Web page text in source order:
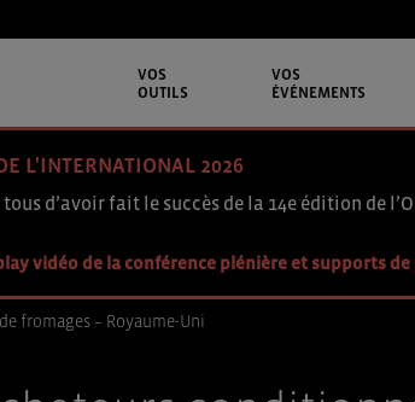
VOS
OUTILS
VOS
ÉVÉNEMENTS
L'INTERNATIONAL 2026
d’avoir fait le succès de la 14e édition de
vidéo de la conférence plénière et supports
fromages – Royaume-Uni